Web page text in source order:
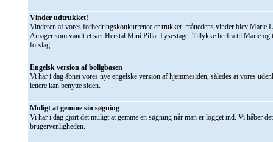
Vinder udtrukket!
Vinderen af vores forbedringskonkurrence er trukket. månedens vinder blev Marie
Amager som vandt et sæt Herstal Mini Pillar Lysestage. Tillykke herfra til Marie og
forslag.
Engelsk version af boligbasen
Vi har i dag åbnet vores nye engelske version af hjemmesiden, således at vores
lettere kan benytte siden.
Muligt at gemme sin søgning
Vi har i dag gjort det muligt at gemme en søgning når man er logget ind. Vi håber
brugervenligheden.